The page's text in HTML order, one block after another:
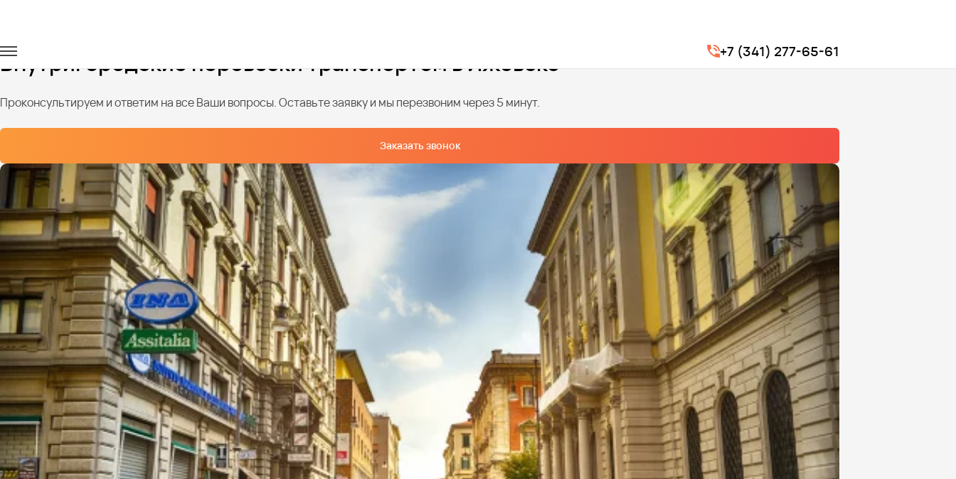
+7 (341) 277-65-61
Внутригородские перевозки транспортом в Ижевске
Проконсультируем и ответим на все Ваши вопросы. Оставьте заявку и мы перезвоним через 5 минут.
Заказать звонок